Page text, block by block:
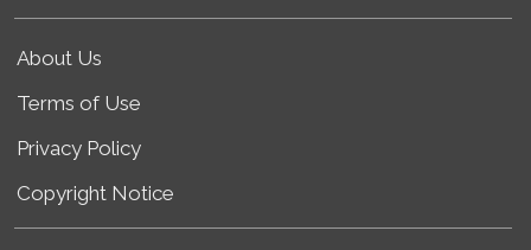
About Us
Terms of Use
Privacy Policy
Copyright Notice